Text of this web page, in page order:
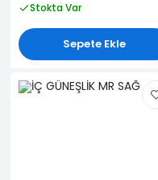
Stokta Var
Sepete Ekle